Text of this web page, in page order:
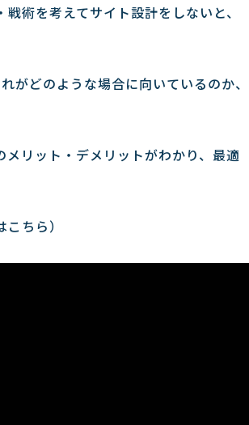
術を考えてサイト設計をしないと、
がどのような場合に向いているのか、
リット・デメリットがわかり、最適
ちら）